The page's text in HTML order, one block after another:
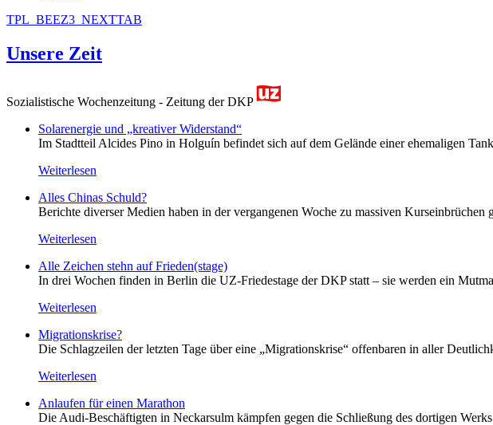
TPL_BEEZ3_NEXTTAB
Unsere Zeit
Sozialistische Wochenzeitung - Zeitung der DKP
Solarenergie und „kreativer Widerstand“
Im Stadtteil Alcides Pino in Holguín befindet sich auf dem Gelände einer ehemaligen
Weiterlesen
Alles Chinas Schuld?
Berichte diverser Medien haben in der vergangenen Woche zu massiven
Weiterlesen
Alle Zeichen stehn auf Frieden(stage)
In drei Wochen finden in Berlin die UZ-Friedestage der DKP statt – sie werden ein
Weiterlesen
Migrationskrise?
Die Schlagzeilen der letzten Tage über eine „Migrationskrise“ offenbaren in aller
Weiterlesen
Anlaufen für einen Marathon
Die Audi-Beschäftigten in Neckarsulm kämpfen gegen die Schließung des dortigen